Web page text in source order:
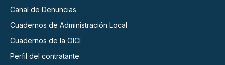
Canal de Denuncias
Cuadernos de Administración Local
Cuadernos de la OICI
Perfil del contratante